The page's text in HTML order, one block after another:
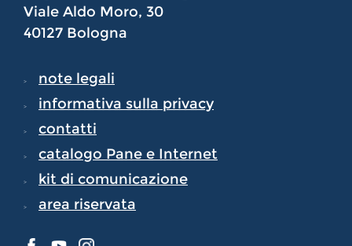
Viale Aldo Moro, 30
40127 Bologna
note legali
informativa sulla privacy
contatti
catalogo Pane e Internet
kit di comunicazione
area riservata